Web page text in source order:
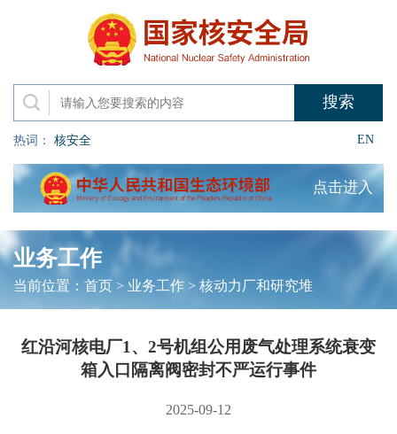
热词： 核安全 EN
点击进入
业务工作
当前位置： 首页> 业务工作> 核动力厂和研究堆
红沿河核电厂1、2号机组公用废气处理系统衰变
箱入口隔离阀密封不严运行事件
2025-09-12